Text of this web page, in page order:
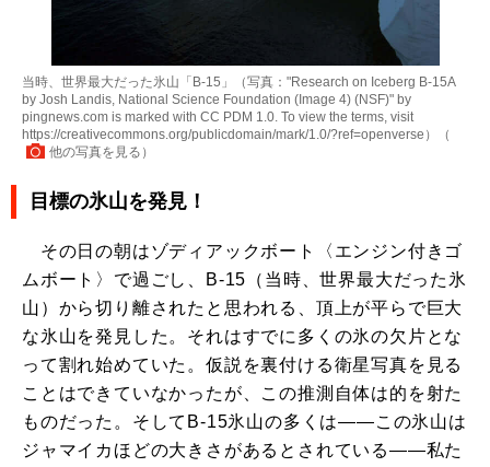
当時、世界最大だった氷山「B-15」（写真："Research on Iceberg B-15A
by Josh Landis, National Science Foundation (Image 4) (NSF)" by
pingnews.com is marked with CC PDM 1.0. To view the terms, visit
https://creativecommons.org/publicdomain/mark/1.0/?ref=openverse）（
他の写真を見る ）
目標の氷山を発見！
その日の朝はゾディアックボート〈エンジン付きゴ
ムボート〉で過ごし、B-15（当時、世界最大だった氷
山）から切り離されたと思われる、頂上が平らで巨大
な氷山を発見した。それはすでに多くの氷の欠片とな
って割れ始めていた。仮説を裏付ける衛星写真を見る
ことはできていなかったが、この推測自体は的を射た
ものだった。そしてB-15氷山の多くは――この氷山は
ジャマイカほどの大きさがあるとされている――私た